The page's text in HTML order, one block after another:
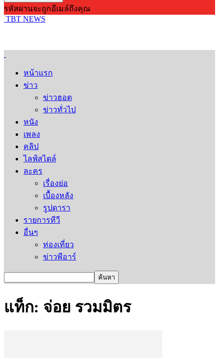
รหัสผ่านจะถูกอีเมล์ถึงคุณ
TBT NEWS
หน้าแรก
ข่าว
ข่าวฮอต
ข่าวทั่วไป
หนัง
เพลง
คลิป
ไลฟ์สไตล์
ละคร
เรื่องย่อ
เบื้องหลัง
รูปดารา
รายการทีวี
อื่นๆ
ท่องเที่ยว
ข่าวพีอาร์
แท็ก: จ่อย รวมมิตร